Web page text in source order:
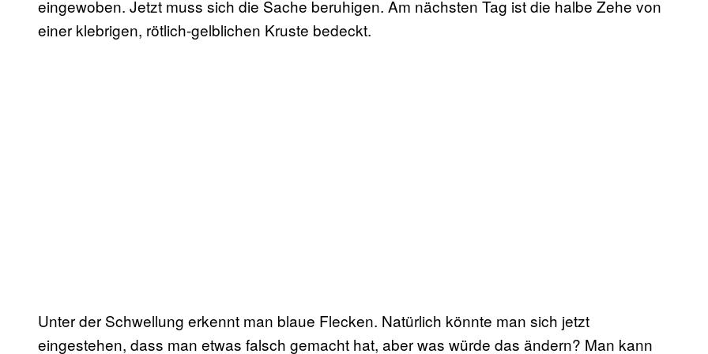
eingewoben. Jetzt muss sich die Sache beruhigen. Am nächsten Tag ist die halbe Zehe von
einer klebrigen, rötlich-gelblichen Kruste bedeckt.
Unter der Schwellung erkennt man blaue Flecken. Natürlich könnte man sich jetzt
eingestehen, dass man etwas falsch gemacht hat, aber was würde das ändern? Man kann